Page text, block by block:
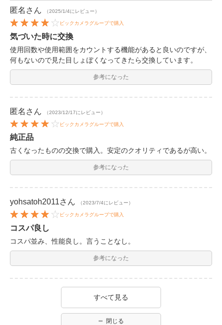
匿名 さん （2025/1/4にレビュー）
ビックカメラグループで購入
気づいた時に交換
使用回数や使用範囲をカウントする機能があると良いのですが、
何もないので見た目しょぼくなってきたら交換しています。
参考になった
匿名 さん （2023/12/17にレビュー）
ビックカメラグループで購入
純正品
古くなったものの交換で購入。安定のクオリティであるが高い。
参考になった
yohsatoh2011さん （2023/7/4にレビュー）
ビックカメラグループで購入
コスパ良し
コスパ並み、性能良し。言うことなし。
参考になった
すべて見る
閉じる